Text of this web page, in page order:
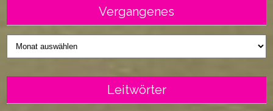
Vergangenes
Vergangenes
Leitwörter